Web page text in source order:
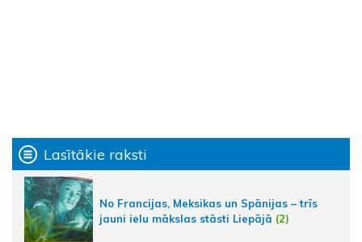
Lasītākie raksti
No Francijas, Meksikas un Spānijas – trīs
jauni ielu mākslas stāsti Liepājā (2)